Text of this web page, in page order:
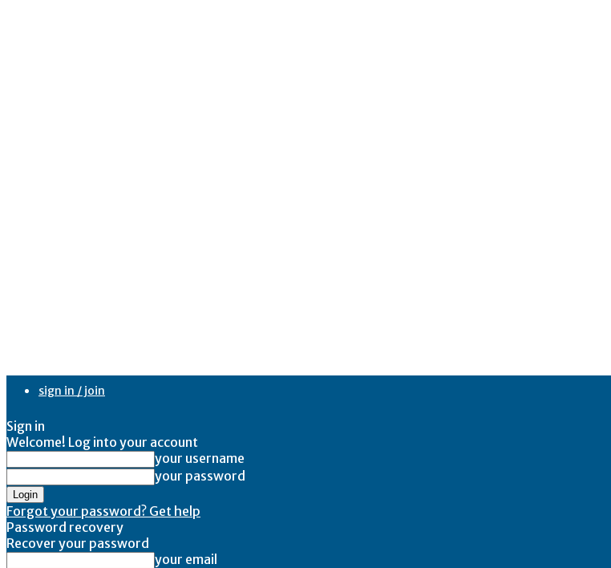
sign in / join
Sign in
Welcome! Log into your account
your username
your password
Forgot your password? Get help
Password recovery
Recover your password
your email